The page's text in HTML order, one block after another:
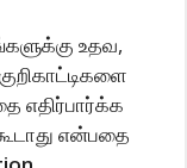
உதவ,
எதிர்பார்க்க
என்பதை